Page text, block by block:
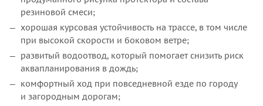
резиновой смеси;
хорошая курсовая устойчивость на трассе, в том числе
при высокой скорости и боковом ветре;
развитый водоотвод, который помогает снизить риск
аквапланирования в дождь;
комфортный ход при повседневной езде по городу
и загородным дорогам;